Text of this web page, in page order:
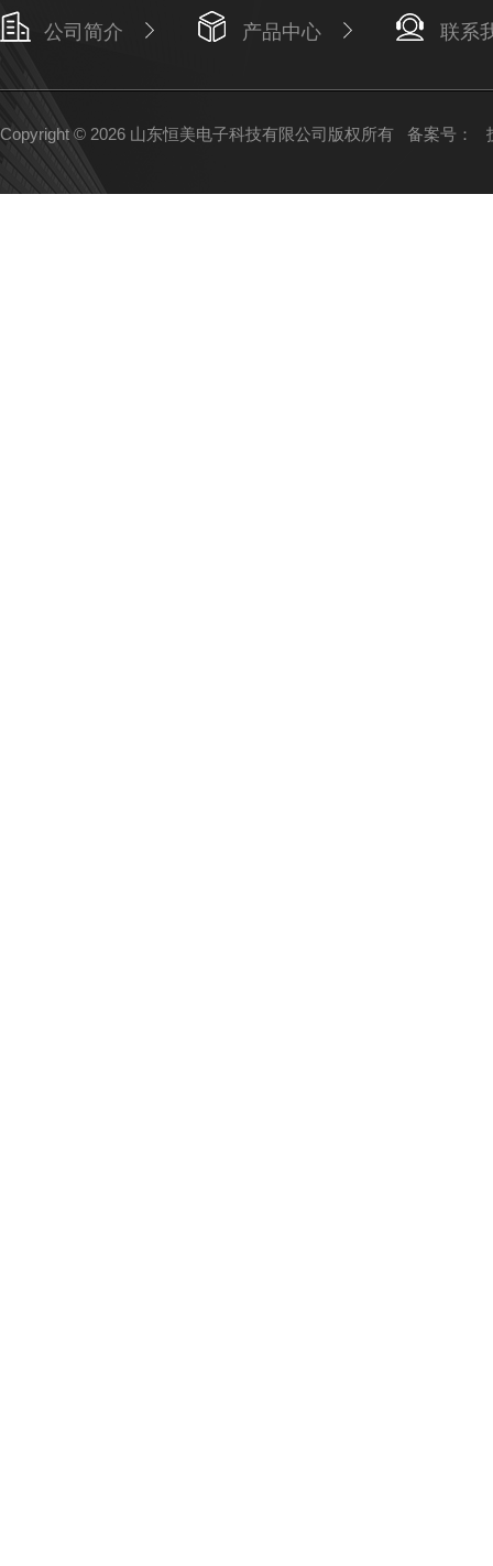
公司简介 产品中心 联系
Copyright © 2026 山东恒美电子科技有限公司版权所有 备案号：